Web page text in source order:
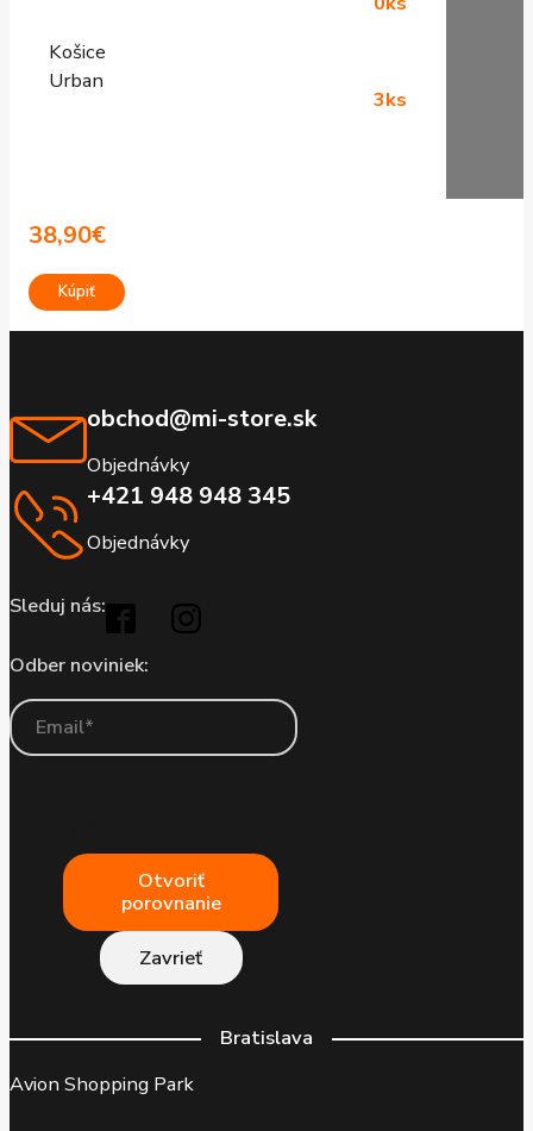
Košice
Urban
3ks
38,90€
Kúpiť
obchod@mi-store.sk
Objednávky
+421 948 948 345
Objednávky
Sleduj nás:
Odber noviniek:
Otvoriť
porovnanie
Zavrieť
Bratislava
Avion Shopping Park